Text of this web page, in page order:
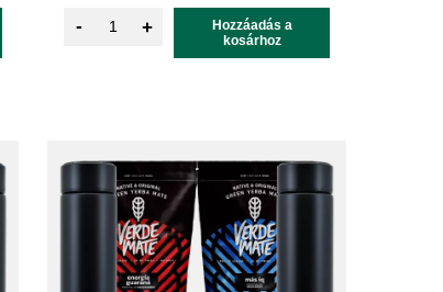
- +
Hozzáadás a
kosárhoz